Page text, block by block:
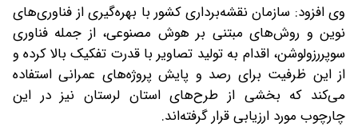
وی افزود: سازمان نقشه‌برداری کشور با بهره‌گیری از فناوری‌های
نوین و روش‌های مبتنی بر هوش مصنوعی، از جمله فناوری
سوپررزولوشن، اقدام به تولید تصاویر با قدرت تفکیک بالا کرده و
از این ظرفیت برای رصد و پایش پروژه‌های عمرانی استفاده
می‌کند که بخشی از طرح‌های استان لرستان نیز در این
چارچوب مورد ارزیابی قرار گرفته‌اند.